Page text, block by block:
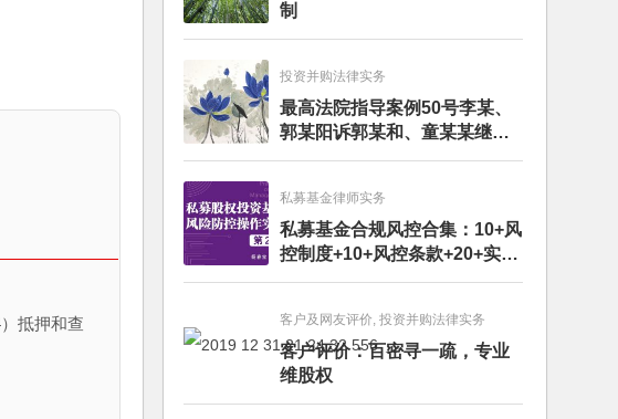
抵押和查
制
投资并购法律实务
最高法院指导案例50号李某、
郭某阳诉郭某和、童某某继承
纠纷案
私募基金律师实务
私募基金合规风控合集：10+风
控制度+10+风控条款+20+实务
文章+每月动态
客户及网友评价, 投资并购法律实务
客户评价：百密寻一疏，专业
维股权